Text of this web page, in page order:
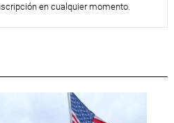
en cualquier momento.